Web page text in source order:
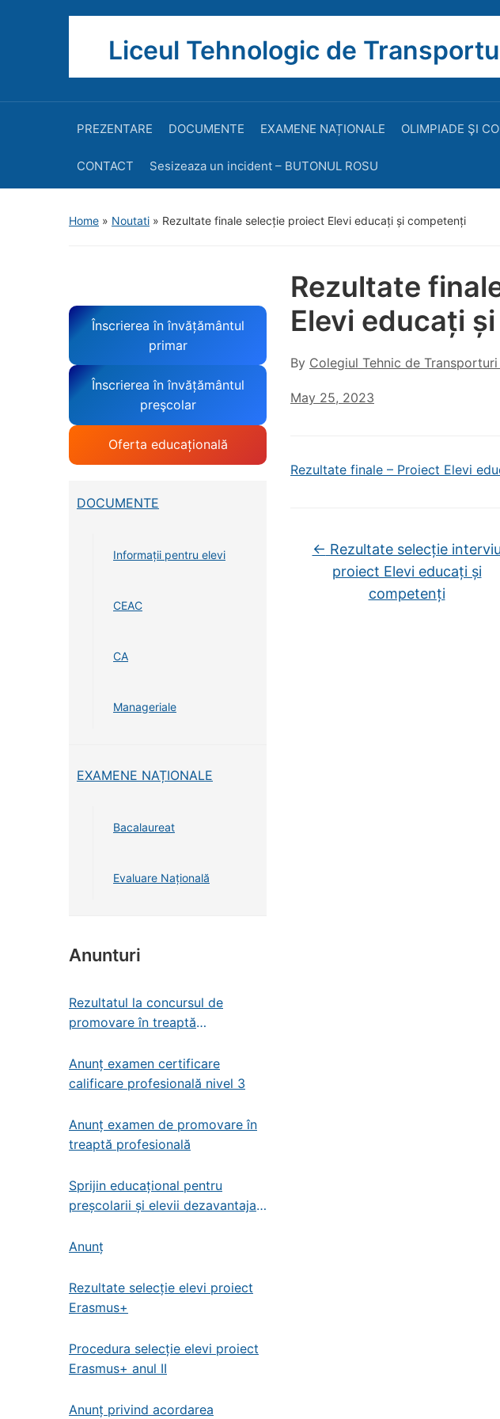
Liceul Tehnologic de
PREZENTARE DOCUMENTE EXAMENE NAȚIONALE OLIMPIADE ŞI
CONTACT Sesizeaza un incident – BUTONUL ROSU
Home » Noutati » Rezultate finale selecție proiect Elevi educați și competenți
Înscrierea în învățământul
primar
Înscrierea în învățământul
preşcolar
Oferta educațională
DOCUMENTE
Informații pentru elevi
CEAC
CA
Manageriale
EXAMENE NAȚIONALE
Bacalaureat
Evaluare Națională
Anunturi
Rezultatul la concursul de
promovare în treaptă
patrimoniu
Anunț examen certificare
calificare profesională nivel 3
Anunț examen de promovare în
treaptă profesională
Sprijin educațional pentru
preșcolarii și elevii dezavantajați
preșcolar, primar și gimnazial
Anunț
Rezultate selecție elevi proiect
Erasmus+
Procedura selecție elevi proiect
Erasmus+ anul II
Anunț privind acordarea
Rezultate
Elevi educați
By Colegiul Tehnic de
May 25, 2023
Rezultate finale – Proiect Elevi
← Rezultate selecție interviu
proiect Elevi educați și
competenți